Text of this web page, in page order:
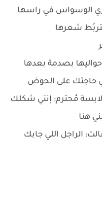
الوسواس في راسها
شعرها
بصدمة بعدها
حاجتك على الحوض
مُحترم: إنتي شكلك
هنا
الراجل اللي جابك